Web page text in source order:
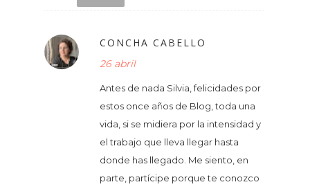
CONCHA CABELLO
26 abril
Antes de nada Silvia, felicidades por
estos once años de Blog, toda una
vida, si se midiera por la intensidad y
el trabajo que lleva llegar hasta
donde has llegado. Me siento, en
parte, partícipe porque te conozco